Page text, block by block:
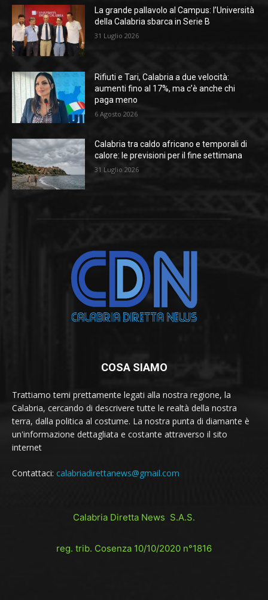
La grande pallavolo al Campus: l’Università
della Calabria sbarca in Serie B
31 Luglio 2026
Rifiuti e Tari, Calabria a due velocità:
aumenti fino al 17%, ma c’è anche chi
paga meno
6 Agosto 2026
Calabria tra caldo africano e temporali di
calore: le previsioni per il fine settimana
31 Luglio 2026
COSA SIAMO
Trattiamo temi prettamente legati alla nostra regione, la
Calabria, cercando di descrivere tutte le realtà della nostra
terra, dalla politica al costume. La nostra punta di diamante è
un'informazione dettagliata e costante attraverso il sito
internet
Contattaci: calabriadirettanews@gmail.com
Calabria Diretta News S.A.S.
reg. trib. Cosenza 10/10/2020 n°1816